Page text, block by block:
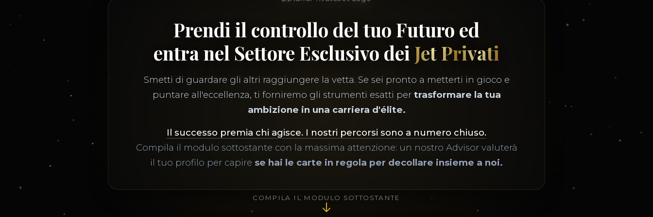
Prendi il controllo del tuo Futuro ed
entra nel Settore Esclusivo dei Jet Privati
Smetti di guardare gli altri raggiungere la vetta. Se sei pronto a metterti in gioco e
puntare all'eccellenza, ti forniremo gli strumenti esatti per trasformare la tua
ambizione in una carriera d'élite.
Il successo premia chi agisce. I nostri percorsi sono a numero chiuso.
Compila il modulo sottostante con la massima attenzione: un nostro Advisor valuterà
il tuo profilo per capire se hai le carte in regola per decollare insieme a noi.
COMPILA IL MODULO SOTTOSTANTE